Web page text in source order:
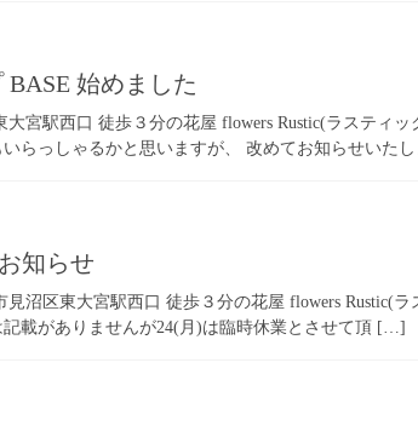
BASE 始めました
大宮駅西口 徒歩３分の花屋 flowers Rustic(ラスティ
らっしゃるかと思いますが、 改めてお知らせいた
知らせ
見沼区東大宮駅西口 徒歩３分の花屋 flowers Rustic(
載がありませんが24(月)は臨時休業とさせて頂 […]